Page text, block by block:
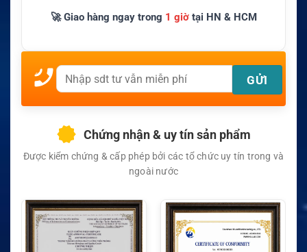
🚀 Giao hàng ngay trong 1 giờtại HN & HCM
Chứng nhận & uy tín sản phẩm
Được kiểm chứng & cấp phép bởi các tổ chức uy tín trong và
ngoài nước